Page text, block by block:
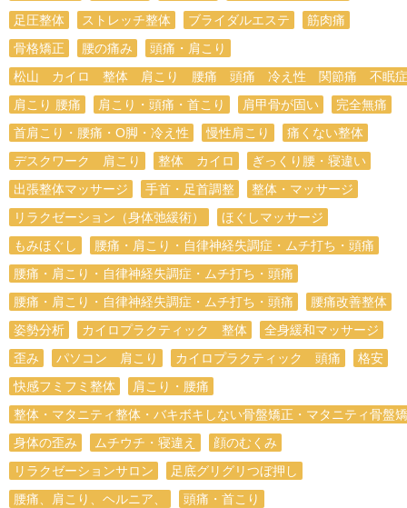
足圧整体
ストレッチ整体 ブライダルエステ
筋肉痛
骨格矯正
腰の痛み
頭痛・肩こり
松山 カイロ 整体 肩こり 腰痛 頭痛 冷え性 関節痛 不眠
肩こり 腰痛
肩こり・頭痛・首こり 肩甲骨が固い
完全無痛
首肩こり・腰痛・O脚・冷え性
慢性肩こり
痛くない整体
デスクワーク 肩こり
整体 カイロ
ぎっくり腰・寝違い
出張整体マッサージ
手首・足首調整
整体・マッサージ
リラクゼーション（身体弛緩術）
ほぐしマッサージ
もみほぐし
腰痛・肩こり・自律神経失調症・ムチ打ち・頭痛
腰痛・肩こり・自律神経失調症・ムチ打ち・頭痛
腰痛・肩こり・自律神経失調症・ムチ打ち・頭痛
腰痛改善整体
姿勢分析
カイロプラクティック 整体
全身緩和マッサージ
歪み
パソコン 肩こり カイロプラクティック 頭痛
格安
快感フミフミ整体
肩こり・腰痛
整体・マタニティ整体・バキボキしない骨盤矯正・マタニティ骨盤
身体の歪み
ムチウチ・寝違え
顔のむくみ
リラクゼーションサロン
足底グリグリつぼ押し
腰痛、肩こり、ヘルニア、
頭痛・首こり